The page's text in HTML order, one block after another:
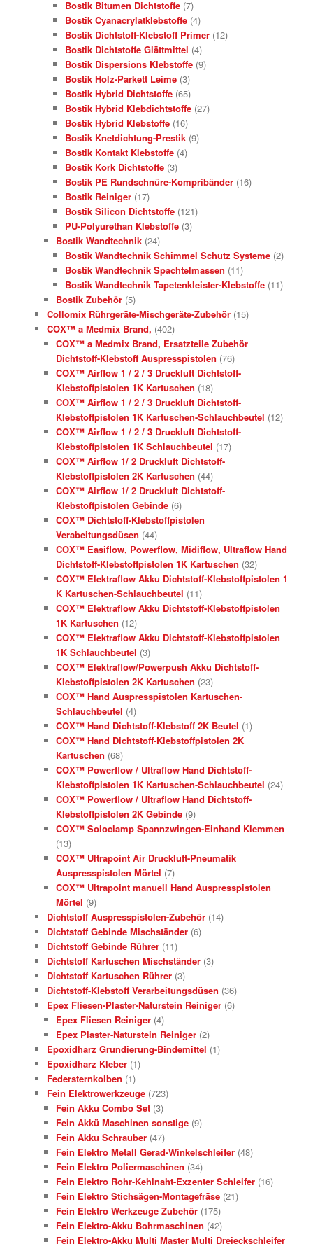
Bostik Bitumen Dichtstoffe (7)
Bostik Cyanacrylatklebstoffe (4)
Bostik Dichtstoff-Klebstoff Primer (12)
Bostik Dichtstoffe Glättmittel (4)
Bostik Dispersions Klebstoffe (9)
Bostik Holz-Parkett Leime (3)
Bostik Hybrid Dichtstoffe (65)
Bostik Hybrid Klebdichtstoffe (27)
Bostik Hybrid Klebstoffe (16)
Bostik Knetdichtung-Prestik (9)
Bostik Kontakt Klebstoffe (4)
Bostik Kork Dichtstoffe (3)
Bostik PE Rundschnüre-Kompribänder (16)
Bostik Reiniger (17)
Bostik Silicon Dichtstoffe (121)
PU-Polyurethan Klebstoffe (3)
Bostik Wandtechnik (24)
Bostik Wandtechnik Schimmel Schutz Systeme (2)
Bostik Wandtechnik Spachtelmassen (11)
Bostik Wandtechnik Tapetenkleister-Klebstoffe (11)
Bostik Zubehör (5)
Collomix Rührgeräte-Mischgeräte-Zubehör (15)
COX™ a Medmix Brand, (402)
COX™ a Medmix Brand, Ersatzteile Zubehör
Dichtstoff-Klebstoff Auspresspistolen (76)
COX™ Airflow 1 / 2 / 3 Druckluft Dichtstoff-
Klebstoffpistolen 1K Kartuschen (18)
COX™ Airflow 1 / 2 / 3 Druckluft Dichtstoff-
Klebstoffpistolen 1K Kartuschen-Schlauchbeutel (12)
COX™ Airflow 1 / 2 / 3 Druckluft Dichtstoff-
Klebstoffpistolen 1K Schlauchbeutel (17)
COX™ Airflow 1/ 2 Druckluft Dichtstoff-
Klebstoffpistolen 2K Kartuschen (44)
COX™ Airflow 1/ 2 Druckluft Dichtstoff-
Klebstoffpistolen Gebinde (6)
COX™ Dichtstoff-Klebstoffpistolen
Verabeitungsdüsen (44)
COX™ Easiflow, Powerflow, Midiflow, Ultraflow Hand
Dichtstoff-Klebstoffpistolen 1K Kartuschen (32)
COX™ Elektraflow Akku Dichtstoff-Klebstoffpistolen 1
K Kartuschen-Schlauchbeutel (11)
COX™ Elektraflow Akku Dichtstoff-Klebstoffpistolen
1K Kartuschen (12)
COX™ Elektraflow Akku Dichtstoff-Klebstoffpistolen
1K Schlauchbeutel (3)
COX™ Elektraflow/Powerpush Akku Dichtstoff-
Klebstoffpistolen 2K Kartuschen (23)
COX™ Hand Auspresspistolen Kartuschen-
Schlauchbeutel (4)
COX™ Hand Dichtstoff-Klebstoff 2K Beutel (1)
COX™ Hand Dichtstoff-Klebstoffpistolen 2K
Kartuschen (68)
COX™ Powerflow / Ultraflow Hand Dichtstoff-
Klebstoffpistolen 1K Kartuschen-Schlauchbeutel (24)
COX™ Powerflow / Ultraflow Hand Dichtstoff-
Klebstoffpistolen 2K Gebinde (9)
COX™ Soloclamp Spannzwingen-Einhand Klemmen
(13)
COX™ Ultrapoint Air Druckluft-Pneumatik
Auspresspistolen Mörtel (7)
COX™ Ultrapoint manuell Hand Auspresspistolen
Mörtel (9)
Dichtstoff Auspresspistolen-Zubehör (14)
Dichtstoff Gebinde Mischständer (6)
Dichtstoff Gebinde Rührer (11)
Dichtstoff Kartuschen Mischständer (3)
Dichtstoff Kartuschen Rührer (3)
Dichtstoff-Klebstoff Verarbeitungsdüsen (36)
Epex Fliesen-Plaster-Naturstein Reiniger (6)
Epex Fliesen Reiniger (4)
Epex Plaster-Naturstein Reiniger (2)
Epoxidharz Grundierung-Bindemittel (1)
Epoxidharz Kleber (1)
Federsternkolben (1)
Fein Elektrowerkzeuge (723)
Fein Akku Combo Set (3)
Fein Akkü Maschinen sonstige (9)
Fein Akku Schrauber (47)
Fein Elektro Metall Gerad-Winkelschleifer (48)
Fein Elektro Poliermaschinen (34)
Fein Elektro Rohr-Kehlnaht-Exzenter Schleifer (16)
Fein Elektro Stichsägen-Montagefräse (21)
Fein Elektro Werkzeuge Zubehör (175)
Fein Elektro-Akku Bohrmaschinen (42)
Fein Elektro-Akku Multi Master Multi Dreieckschleifer